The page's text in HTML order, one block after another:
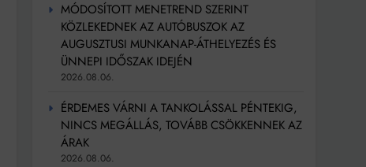
MÓDOSÍTOTT MENETREND SZERINT
KÖZLEKEDNEK AZ AUTÓBUSZOK AZ
AUGUSZTUSI MUNKANAP-ÁTHELYEZÉS ÉS
ÜNNEPI IDŐSZAK IDEJÉN
2026.08.06.
ÉRDEMES VÁRNI A TANKOLÁSSAL PÉNTEKIG,
NINCS MEGÁLLÁS, TOVÁBB CSÖKKENNEK AZ
ÁRAK
2026.08.06.